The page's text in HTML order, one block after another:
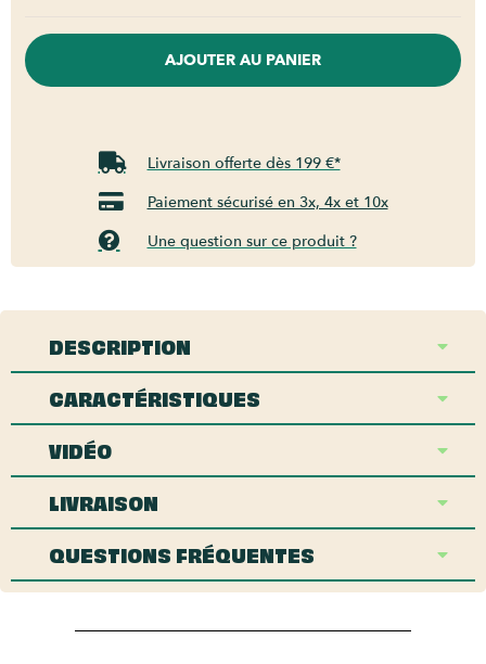
AJOUTER AU PANIER
Livraison offerte dès 199 €*
Paiement sécurisé en 3x, 4x et 10x
Une question sur ce produit ?
DESCRIPTION
CARACTÉRISTIQUES
VIDÉO
LIVRAISON
QUESTIONS FRÉQUENTES